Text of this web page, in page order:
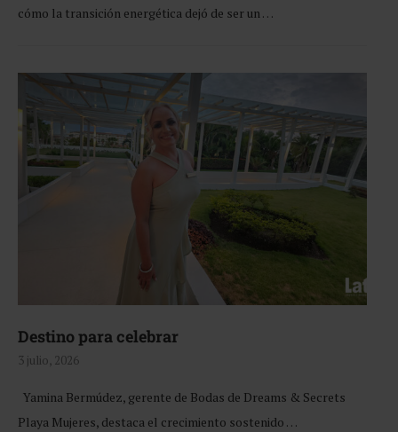
cómo la transición energética dejó de ser un …
Destino para celebrar
3 julio, 2026
Yamina Bermúdez, gerente de Bodas de Dreams & Secrets
Playa Mujeres, destaca el crecimiento sostenido …